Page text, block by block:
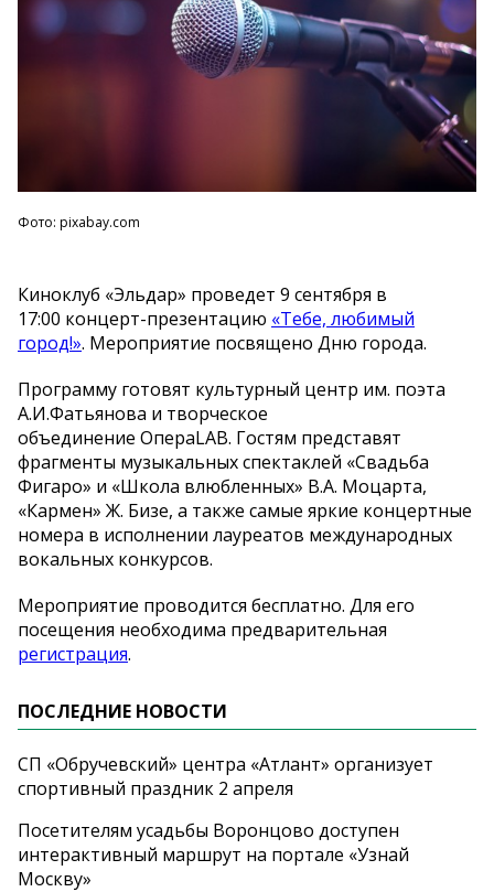
Фото: pixabay.com
Киноклуб «Эльдар» проведет 9 сентября в
17:00 концерт-презентацию «Тебе, любимый
город!». Мероприятие посвящено Дню города.
Программу готовят культурный центр им. поэта
А.И.Фатьянова и творческое
объединение ОпераLAB. Гостям представят
фрагменты музыкальных спектаклей «Свадьба
Фигаро» и «Школа влюбленных» В.А. Моцарта,
«Кармен» Ж. Бизе, а также самые яркие концертные
номера в исполнении лауреатов международных
вокальных конкурсов.
Мероприятие проводится бесплатно. Для его
посещения необходима предварительная
регистрация.
ПОСЛЕДНИЕ НОВОСТИ
СП «Обручевский» центра «Атлант» организует
спортивный праздник 2 апреля
Посетителям усадьбы Воронцово доступен
интерактивный маршрут на портале «Узнай
Москву»